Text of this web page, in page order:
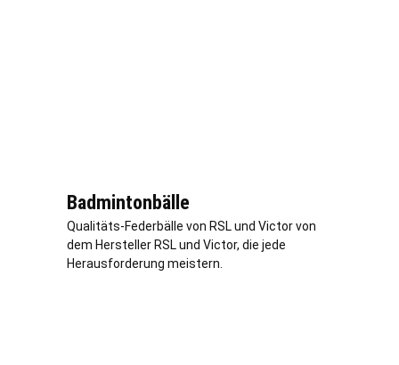
Badmintonbälle
Qualitäts-Federbälle von RSL und Victor von
dem Hersteller RSL und Victor, die jede
Herausforderung meistern.